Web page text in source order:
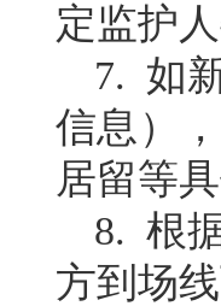
定监护
7. 如
信息）
居留等
8. 根
方到场